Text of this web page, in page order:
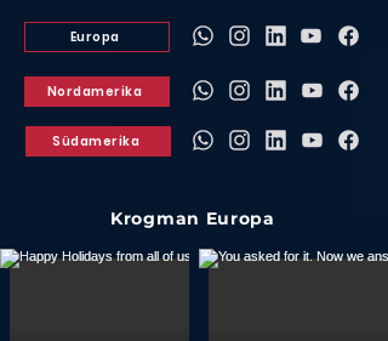
Europa
Nordamerika
Südamerika
Krogman Europa